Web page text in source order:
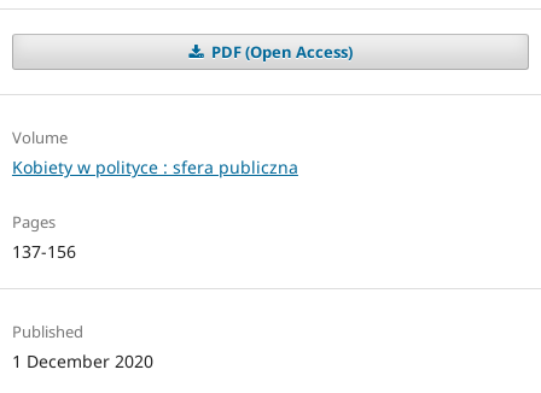
PDF (Open Access)
Volume
Kobiety w polityce : sfera publiczna
Pages
137-156
Published
1 December 2020